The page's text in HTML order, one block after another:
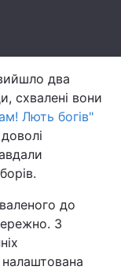
два
схвалені вони
Лють богів"
до
З
налаштована